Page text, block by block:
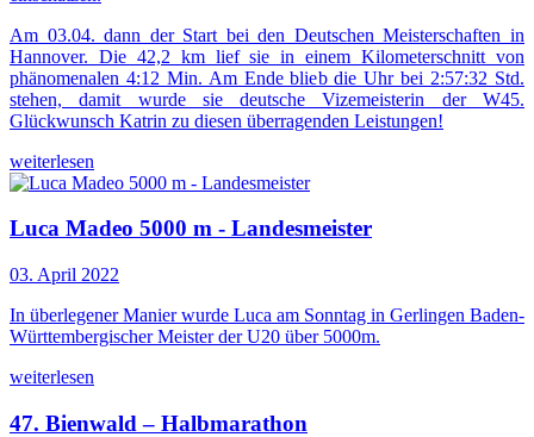
Am 03.04. dann der Start bei den Deutschen Meisterschaften in
Hannover. Die 42,2 km lief sie in einem Kilometerschnitt von
phänomenalen 4:12 Min. Am Ende blieb die Uhr bei 2:57:32 Std.
stehen, damit wurde sie deutsche Vizemeisterin der W45.
Glückwunsch Katrin zu diesen überragenden Leistungen!
weiterlesen
Luca Madeo 5000 m - Landesmeister
03. April 2022
In überlegener Manier wurde Luca am Sonntag in Gerlingen Baden-
Württembergischer Meister der U20 über 5000m.
weiterlesen
47. Bienwald – Halbmarathon